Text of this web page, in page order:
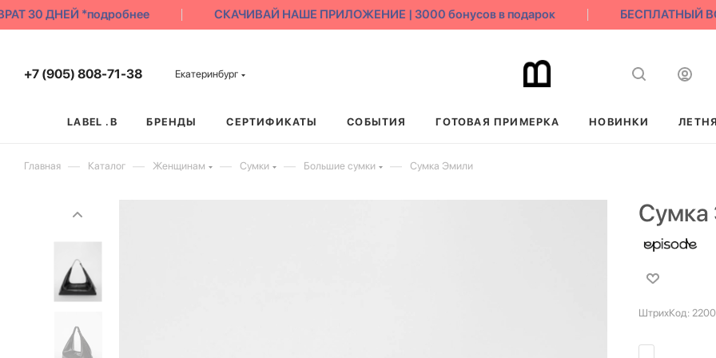
30 ДНЕЙ *подробнее СКАЧИВАЙ НАШЕ ПРИЛОЖЕНИЕ | 3000 бонусов в подарок БЕСПЛАТНЫЙ
+7 (905) 808-71-38 Екатеринбург
LABEL .B БРЕНДЫ СЕРТИФИКАТЫ СОБЫТИЯ ГОТОВАЯ ПРИМЕРКА НОВИНКИ
Главная — Каталог — Женщинам — Сумки — Большие сумки — Сумка Эмили
ШтрихКод: